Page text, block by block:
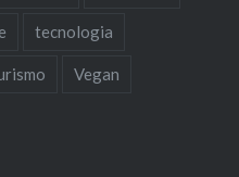
tecnologia
Vegan